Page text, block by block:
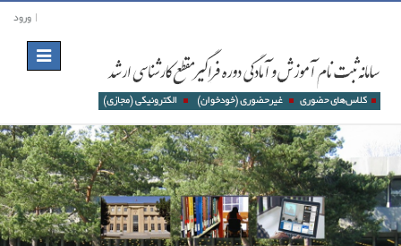
ورود
Toggle
navigation